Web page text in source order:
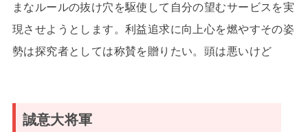
まなルールの抜け穴を駆使して自分の望むサービスを実
現させようとします。利益追求に向上心を燃やすその姿
勢は探究者としては称賛を贈りたい。頭は悪いけど
誠意大将軍